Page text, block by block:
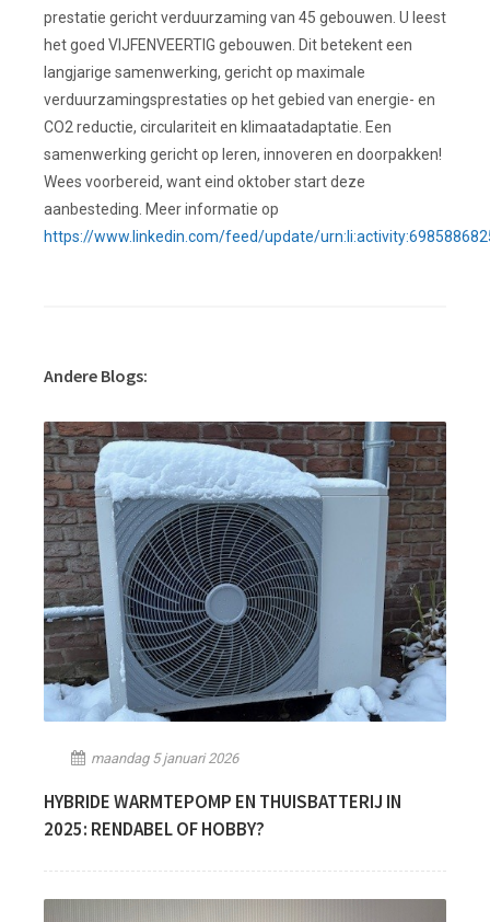
prestatie gericht verduurzaming van 45 gebouwen. U leest
het goed VIJFENVEERTIG gebouwen. Dit betekent een
langjarige samenwerking, gericht op maximale
verduurzamingsprestaties op het gebied van energie- en
CO2 reductie, circulariteit en klimaatadaptatie. Een
samenwerking gericht op leren, innoveren en doorpakken!
Wees voorbereid, want eind oktober start deze
aanbesteding. Meer informatie op
https://www.linkedin.com/feed/update/
Andere Blogs:
maandag 5 januari 2026
HYBRIDE WARMTEPOMP EN THUISBATTERIJ IN
2025: RENDABEL OF HOBBY?